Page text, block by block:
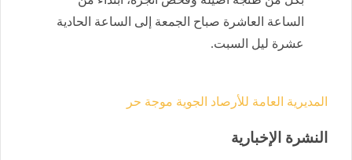
الساعة العاشرة صباح الجمعة إلى الساعة الحادية
عشرة ليل السبت.
المديرية العامة للأرصاد الجوية موجة حر
النشرة الإخبارية